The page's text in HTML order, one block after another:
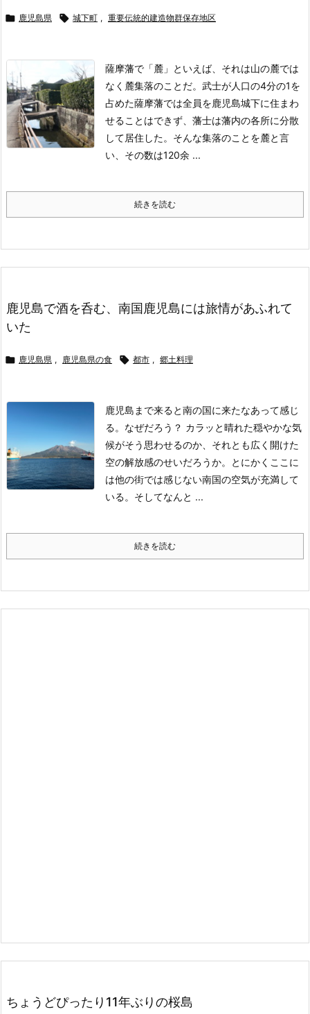
 鹿児島県  城下町 , 重要伝統的建造物群保存地区
薩摩藩で「麓」といえば、それは山の麓では
なく麓集落のことだ。 武士が人口の4分の1を
占めた薩摩藩では全員を鹿児島城下に住まわ
せることはできず、藩士は藩内の各所に分散
して居住した。そんな集落のことを麓と言
い、その数は120余 ...
続きを読む
鹿児島で酒を呑む、南国鹿児島には旅情があふれて
いた
 鹿児島県 , 鹿児島県の食  都市 , 郷土料理
鹿児島まで来ると南の国に来たなあって感じ
る。なぜだろう？ カラッと晴れた穏やかな気
候がそう思わせるのか、それとも広く開けた
空の解放感のせいだろうか。とにかくここに
は他の街では感じない南国の空気が充満して
いる。 そしてなんと ...
続きを読む
ちょうどぴったり11年ぶりの桜島